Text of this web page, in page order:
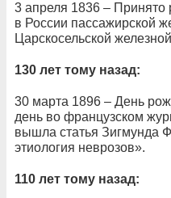
3 апреля 1836 – Принято
в России пассажирской
Царскосельской
130 лет тому назад:
30 марта 1896 – День
день во французском
вышла статья Зигмунда
этиология неврозов».
110 лет тому назад: